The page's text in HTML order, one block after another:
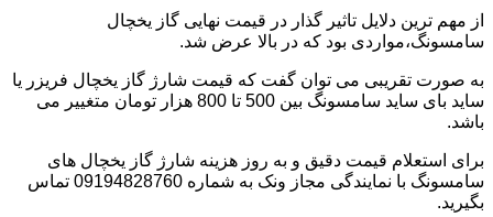
از مهم ترین دلایل تاثیر گذار در قیمت نهایی گاز یخچال
سامسونگ،مواردی بود که در بالا عرض شد.
به صورت تقریبی می توان گفت که قیمت شارژ گاز یخچال فریزر یا
ساید بای ساید سامسونگ بین 500 تا 800 هزار تومان متغییر می
باشد.
برای استعلام قیمت دقیق و به روز هزینه شارژ گاز یخچال های
سامسونگ با نمایندگی مجاز ونک به شماره 09194828760 تماس
بگیرید.